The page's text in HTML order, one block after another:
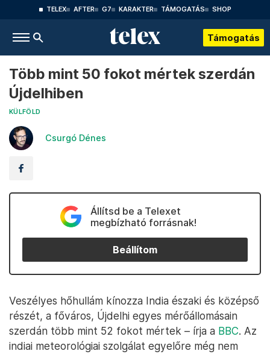
TELEX AFTER G7 KARAKTER TÁMOGATÁS SHOP
Támogatás
Több mint 50 fokot mértek szerdán
Újdelhiben
KÜLFÖLD
Csurgó Dénes
Állítsd be a Telexet
megbízható forrásnak!
Beállítom
Veszélyes hőhullám kínozza India északi és középső
részét, a főváros, Újdelhi egyes mérőállomásain
szerdán több mint 52 fokot mértek – írja a BBC. Az
indiai meteorológiai szolgálat egyelőre még nem